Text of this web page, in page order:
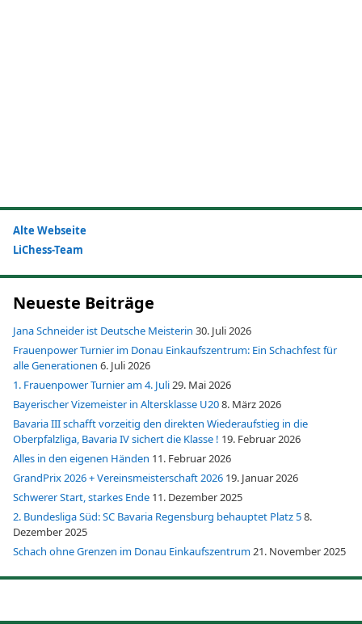
Alte Webseite
LiChess-Team
Neueste Beiträge
Jana Schneider ist Deutsche Meisterin 30. Juli 2026
Frauenpower Turnier im Donau Einkaufszentrum: Ein Schachfest für
alle Generationen 6. Juli 2026
1. Frauenpower Turnier am 4. Juli 29. Mai 2026
Bayerischer Vizemeister in Altersklasse U208. März 2026
Bavaria III schafft vorzeitig den direkten Wiederaufstieg in die
Oberpfalzliga, Bavaria IV sichert die Klasse ! 19. Februar 2026
Alles in den eigenen Händen 11. Februar 2026
GrandPrix 2026 + Vereinsmeisterschaft 2026 19. Januar 2026
Schwerer Start, starkes Ende 11. Dezember 2025
2. Bundesliga Süd: SC Bavaria Regensburg behauptet Platz 58.
Dezember 2025
Schach ohne Grenzen im Donau Einkaufszentrum 21. November 2025